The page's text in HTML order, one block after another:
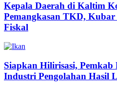
Kepala Daerah di Kaltim
Pemangkasan TKD,
Fiskal
Siapkan Hilirisasi,
Industri Pengolahan Hasil